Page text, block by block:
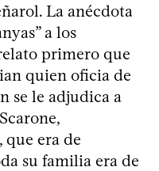
La anécdota
a los
primero que
quien oficia de
se le adjudica a
que era de
su familia era de